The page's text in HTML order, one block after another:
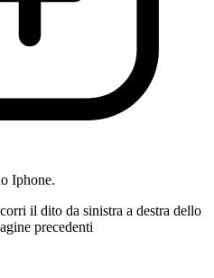
Iphone.
il dito da sinistra a destra dello
precedenti